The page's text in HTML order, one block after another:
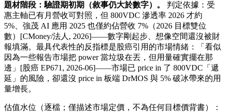
題材階段：驗證期初期（敘事仍大於數字）。
判定依據：受
惠主軸已有月營收可對照，但 800VDC 滲透率 2026 才約
5%、強茂 AI 應用 2025 也僅約佔營收 7%（2026 目標雙位
數）[CMoney/法人, 2026]——數字剛起步、想像空間還沒被財
報填滿。最具代表性的反指標是股癌引用的市場情緒：「看似
因為一些報告市場把 power 當垃圾在丟，但用量確實擺在那
邊」[股癌 EP671, 2026-06]——市場已 price in 了 800VDC「遞
延」的風險，卻還沒 price in 板端 DrMOS 與 5% 破冰帶來的用
量增長。
估值水位（逐檔；僅描述市場定價，不為任何目標價背書）：